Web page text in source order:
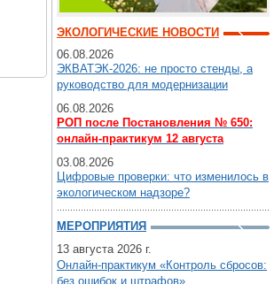
ЭКОЛОГИЧЕСКИЕ НОВОСТИ
06.08.2026
ЭКВАТЭК-2026: не просто стенды, а
руководство для модернизации
06.08.2026
РОП после Постановления № 650:
онлайн-практикум 12 августа
03.08.2026
Цифровые проверки: что изменилось в
экологическом надзоре?
МЕРОПРИЯТИЯ
13 августа 2026 г.
Онлайн-практикум «Контроль сбросов:
без ошибок и штрафов»